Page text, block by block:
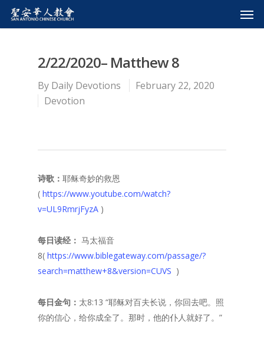
2/22/2020– Matthew 8
By Daily Devotions
February 22, 2020
Devotion
诗歌： 耶稣奇妙的救恩
( https://www.youtube.com/watch?
v=UL9RmrjFyzA )
每日读经： 马太福音
8( https://www.biblegateway.com/passage/?
search=matthew+8&version=CUVS )
每日金句： 太8:13 “耶稣对百夫长说，你回去吧。照
你的信心，给你成全了。那时，他的仆人就好了。”